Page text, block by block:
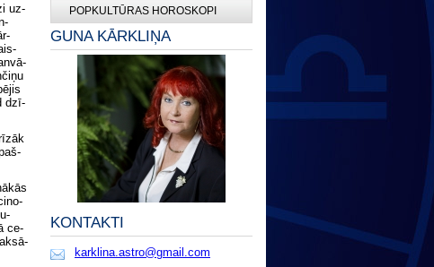
uz­
dzī­
ce­
POPKULTŪRAS HOROSKOPI
GUNA KĀRKLIŅA
KONTAKTI
karklina.astro@gmail.com